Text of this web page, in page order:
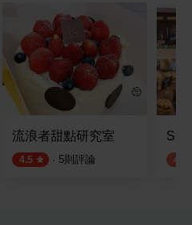
流浪者甜點研究室
4.5 · 5則評論 4.0